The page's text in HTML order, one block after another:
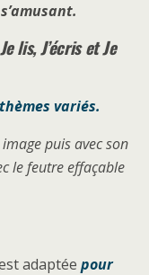
lis, J’écris et Je
thèmes variés.
puis avec son
le feutre effaçable
adaptée pour